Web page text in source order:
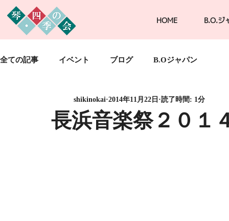
HOME B.O.ジ
全ての記事 イベント ブログ B.Oジャパン
長浜音楽祭２０１
shikinokai 2014年11月22日 読了時間: 1分